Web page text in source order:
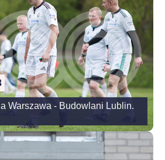
Warszawa - Budowlani Lublin.